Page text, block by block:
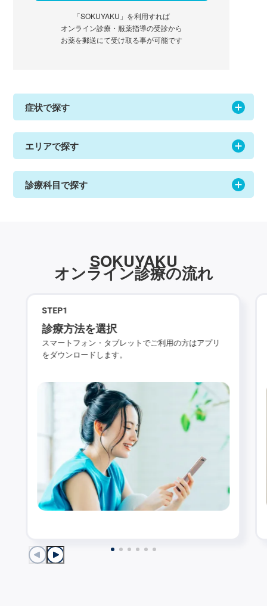
「SOKUYAKU」を利用すれば
オンライン診療・服薬指導の受診から
お薬を郵送にて受け取る事が可能です
症状で探す
エリアで探す
診療科目で探す
SOKUYAKU
オンライン診療の流れ
STEP1
診療方法を選択
スマートフォン・タブレットでご利用の方はアプリ
をダウンロードします。